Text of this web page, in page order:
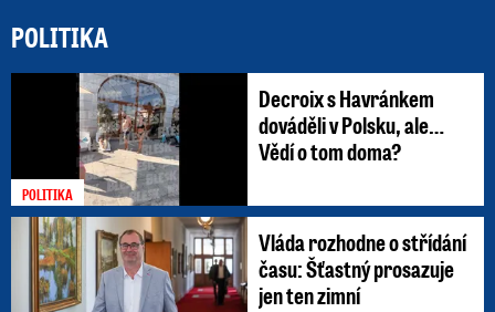
POLITIKA
POLITIKA
Decroix s Havránkem
dováděli v Polsku, ale…
Vědí o tom doma?
Vláda rozhodne o střídání
času: Šťastný prosazuje
jen ten zimní